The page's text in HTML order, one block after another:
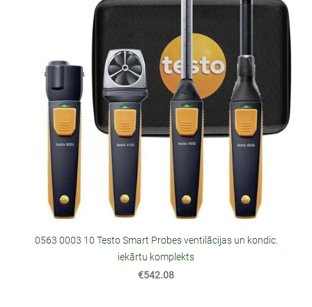
0563 0003 10 Testo Smart Probes ventilācijas un kondic.
iekārtu komplekts
€542.08